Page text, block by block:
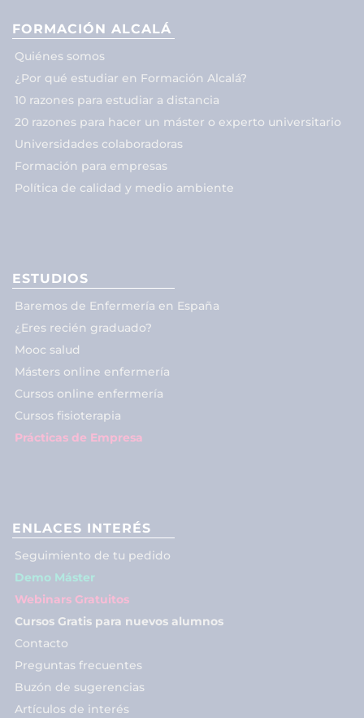
FORMACIÓN ALCALÁ
Quiénes somos
¿Por qué estudiar en Formación Alcalá?
10 razones para estudiar a distancia
20 razones para hacer un máster o experto universitario
Universidades colaboradoras
Formación para empresas
Política de calidad y medio ambiente
ESTUDIOS
Baremos de Enfermería en España
¿Eres recién graduado?
Mooc salud
Másters online enfermería
Cursos online enfermería
Cursos fisioterapia
Prácticas de Empresa
ENLACES INTERÉS
Seguimiento de tu pedido
Demo Máster
Webinars Gratuitos
Cursos Gratis para nuevos alumnos
Contacto
Preguntas frecuentes
Buzón de sugerencias
Artículos de interés